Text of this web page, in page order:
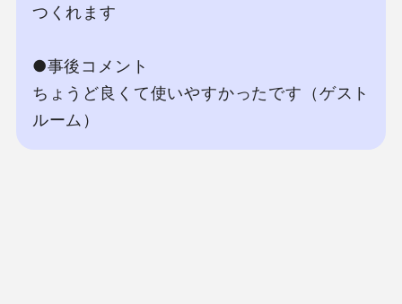
つくれます
●事後コメント
ちょうど良くて使いやすかったです（ゲスト
ルーム）